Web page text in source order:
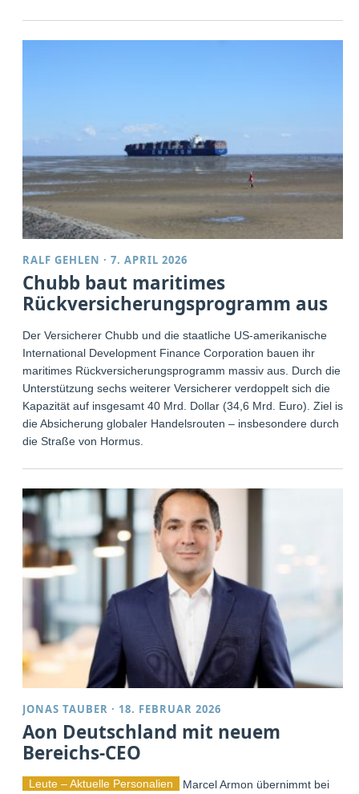
RALF GEHLEN ·7. APRIL 2026
Chubb baut maritimes
Rückversicherungsprogramm aus
Der Versicherer Chubb und die staatliche US-amerikanische
International Development Finance Corporation bauen ihr
maritimes Rückversicherungsprogramm massiv aus. Durch die
Unterstützung sechs weiterer Versicherer verdoppelt sich die
Kapazität auf insgesamt 40 Mrd. Dollar (34,6 Mrd. Euro). Ziel ist
die Absicherung globaler Handelsrouten – insbesondere durch
die Straße von Hormus.
JONAS TAUBER · 18. FEBRUAR 2026
Aon Deutschland mit neuem
Bereichs-CEO
Leute – Aktuelle Personalien
Marcel Armon übernimmt bei